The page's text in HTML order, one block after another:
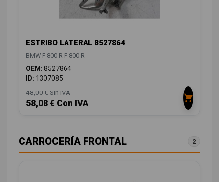
ESTRIBO LATERAL 8527864
BMW F 800 R F 800 R
OEM: 8527864
ID: 1307085
48,00 € Sin IVA
58,08 € Con IVA
CARROCERÍA FRONTAL 2